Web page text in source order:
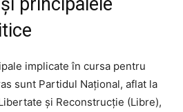
implicate în cursa pentru
sunt Partidul Național, aflat la
și Reconstrucție (Libre),